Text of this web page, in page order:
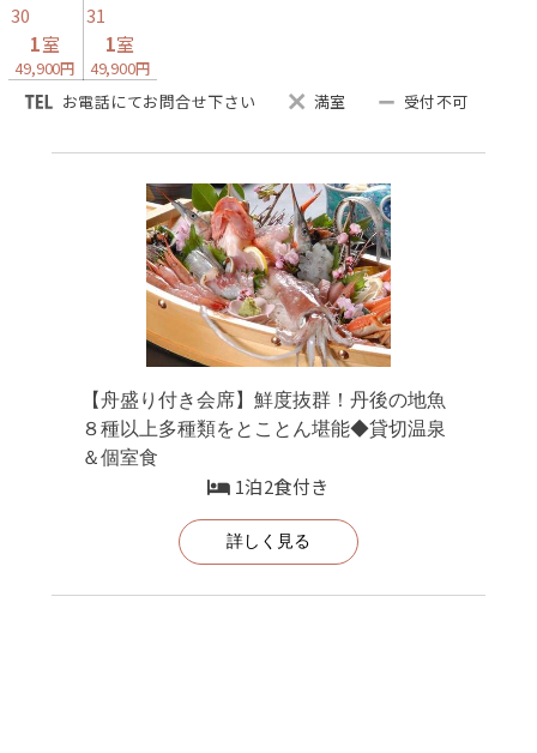
30
1室
49,900円
31
1室
49,900円
お電話にてお問合せ下さい
満室 受付不可
【舟盛り付き会席】鮮度抜群！丹後の地魚
８種以上多種類をとことん堪能◆貸切温泉
＆個室食
1泊2食付き
詳しく見る